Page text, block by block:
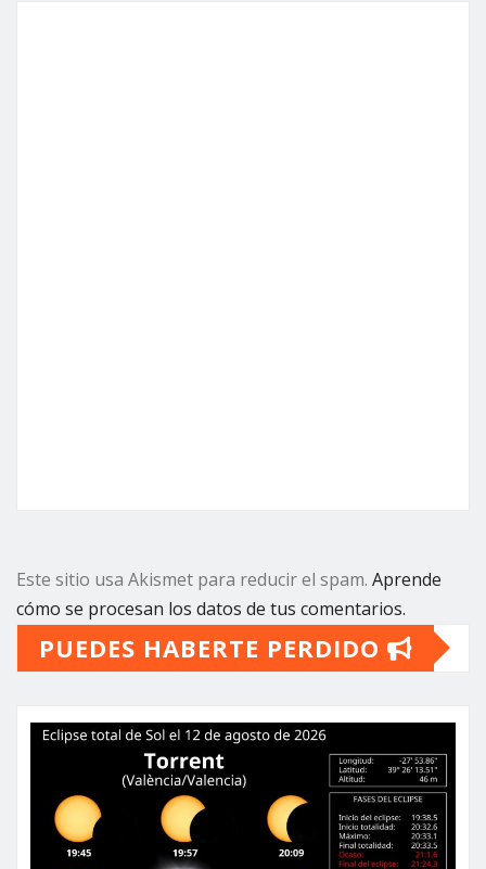
Este sitio usa Akismet para reducir el spam. Aprende
cómo se procesan los datos de tus comentarios.
PUEDES HABERTE PERDIDO